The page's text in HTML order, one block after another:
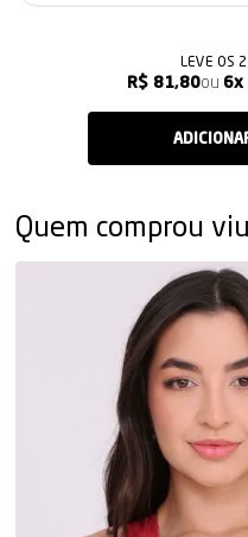
LEVE OS
R$ 81,80 6x
Quem comprou